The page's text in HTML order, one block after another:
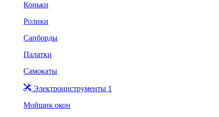
Коньки
Ролики
Сапборды
Палатки
Самокаты
Электроинструменты 1
Мойщик окон